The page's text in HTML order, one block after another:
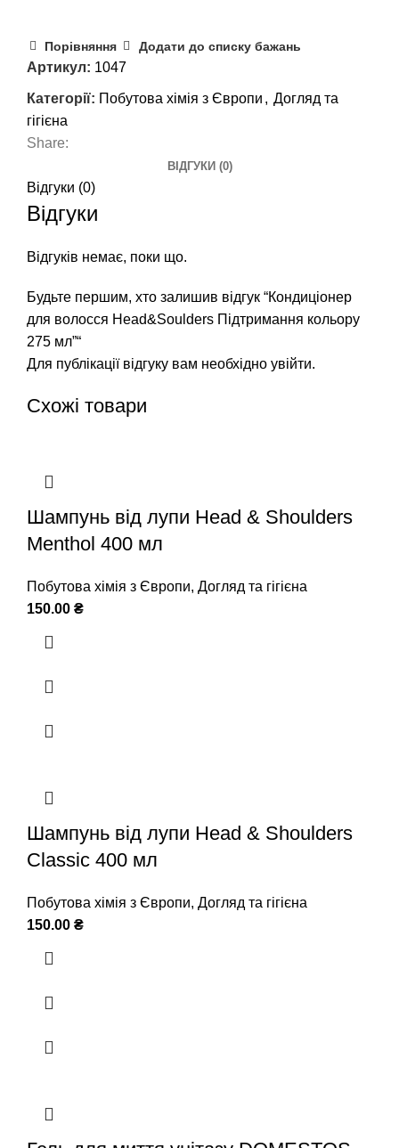
Порівняння Додати до списку бажань
Артикул: 1047
Категорії: Побутова хімія з Європи , Догляд та
гігієна
Share:
ВІДГУКИ (0)
Відгуки (0)
Відгуки
Відгуків немає, поки що.
Будьте першим, хто залишив відгук “Кондиціонер
для волосся Head&Soulders Підтримання кольору
275 мл”“
Для публікації відгуку вам необхідно увійти.
Схожі товари
Шампунь від лупи Head & Shoulders
Menthol 400 мл
Побутова хімія з Європи, Догляд та гігієна
150.00 ₴
Шампунь від лупи Head & Shoulders
Classic 400 мл
Побутова хімія з Європи, Догляд та гігієна
150.00 ₴